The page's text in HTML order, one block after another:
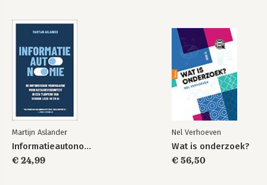
Martijn Aslander
Informatieautonomie
€ 24,99
Nel Verhoeven
Wat is onderzoek?
€ 56,50